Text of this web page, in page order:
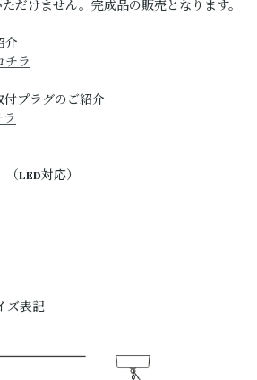
だけません。完成品の販売となります。
介
チラ
プラグのご紹介
ラ
LED対応）
ズ表記